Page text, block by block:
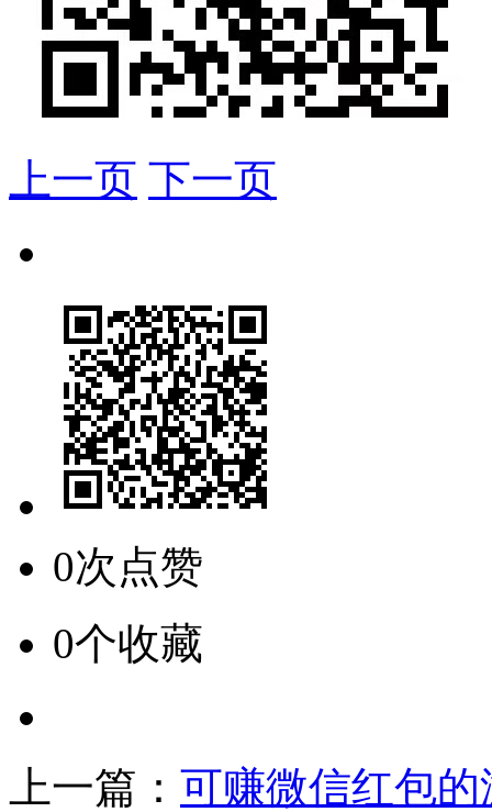
上一页 下一页
0次点赞
0个收藏
上一篇： 可赚微信红包的